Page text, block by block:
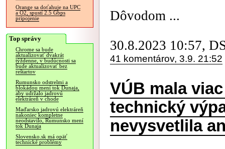
Orange sa doťahuje na UPC
a O2, spustí 2.5 Gbps
pripojenie
Top správy
Chrome sa bude
aktualizovať dvakrát
týždenne, v budúcnosti sa
bude aktualizovať bez
reštartov
Rumunsko odstrelmi a
blokádou mení tok Dunaja,
aby udržalo jadrovú
elektráreň v chode
Maďarsko jadrovú elektráreň
nakoniec kompletne
neodstavilo, Rumunsko mení
tok Dunaja
Slovensko.sk má opäť
technické problémy
Dôvodom ...
30.8.2023 10:57,
41 komentárov, 3.9. 21:52
VÚB mala
technický
nevysvetlila